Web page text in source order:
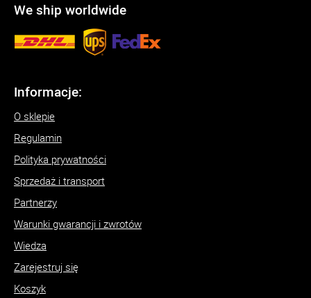
We ship worldwide
Informacje:
O sklepie
Regulamin
Polityka prywatności
Sprzedaż i transport
Partnerzy
Warunki gwarancji i zwrotów
Wiedza
Zarejestruj się
Koszyk